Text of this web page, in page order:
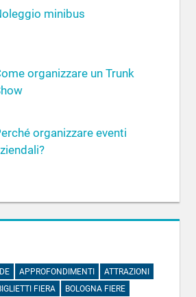
minibus
organizzare un Trunk
organizzare eventi
APPROFONDIMENTI
ATTRAZIONI
FIERA
BOLOGNA FIERE